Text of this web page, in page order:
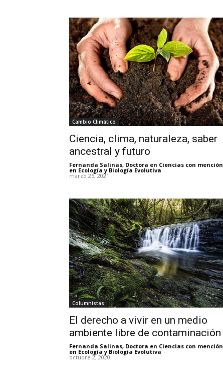
Cambio Climático
Ciencia, clima, naturaleza, saber
ancestral y futuro
Fernanda Salinas, Doctora en Ciencias con mención
en Ecología y Biología Evolutiva -
marzo 26, 2021
Columnistas
El derecho a vivir en un medio
ambiente libre de contaminación
Fernanda Salinas, Doctora en Ciencias con mención
en Ecología y Biología Evolutiva -
octubre 2, 2020